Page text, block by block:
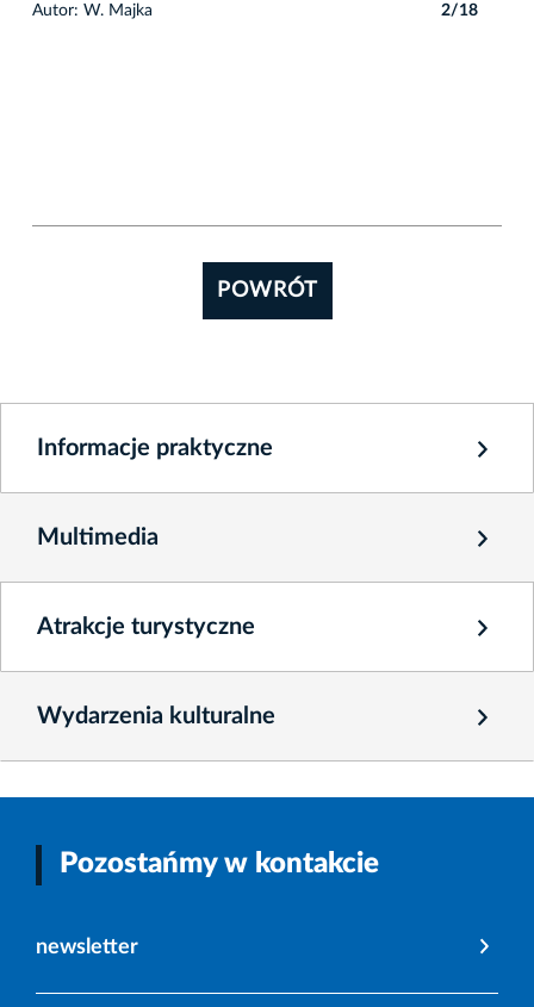
Autor: W. Majka 2/18
POWRÓT
Informacje praktyczne
Multimedia
Atrakcje turystyczne
Wydarzenia kulturalne
Pozostańmy w kontakcie
newsletter